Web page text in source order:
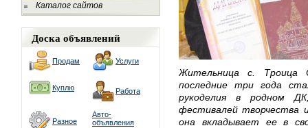
Каталог сайтов
Доска объявлений
Продам Услуги
Куплю Работа
Разное
Авто-
объявления
Жительница с. Троица
последние три года
рукоделия в родном
фестивалей творчества
она вкладывает ее в